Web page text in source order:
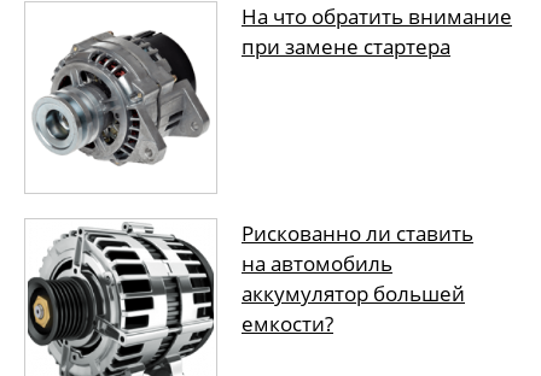
На что обратить внимание
при замене стартера
Рискованно ли ставить
на автомобиль
аккумулятор большей
емкости?